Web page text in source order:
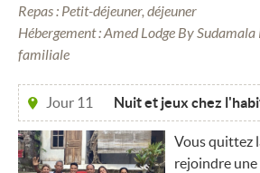
Repas : Petit-déjeuner, déjeuner
Hébergement : Amed Lodge By
familiale
Jour 11 Nuit et jeux chez
Vous quittez
rejoindre